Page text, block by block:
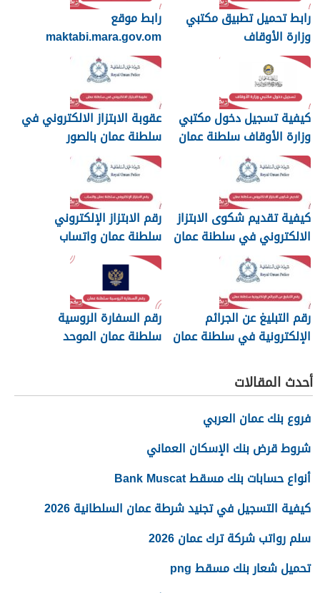
رابط تحميل تطبيق مكتبي
وزارة الأوقاف
رابط موقع
maktabi.mara.gov.om
تسجيل الدخول
كيفية تسجيل دخول مكتبي
وزارة الأوقاف سلطنة عمان
عقوبة الابتزاز الالكتروني في
سلطنة عمان بالصور
والرسائل
كيفية تقديم شكوى الابتزاز
الالكتروني في سلطنة عمان
رقم الابتزاز الإلكتروني
سلطنة عمان واتساب
رقم التبليغ عن الجرائم
الإلكترونية في سلطنة عمان
رقم السفارة الروسية
سلطنة عمان الموحد
أحدث المقالات
فروع بنك عمان العربي
شروط قرض بنك الإسكان العماني
أنواع حسابات بنك مسقط Bank Muscat
كيفية التسجيل في تجنيد شرطة عمان السلطانية 2026
سلم رواتب شركة ترك عمان 2026
تحميل شعار بنك مسقط png